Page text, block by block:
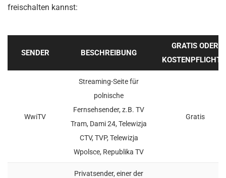
freischalten kannst:
SENDER BESCHREIBUNG
GRATIS ODER
WwiTV
Streaming-Seite für
polnische
Fernsehsender, z.B. TV
Tram, Dami 24, Telewizja
CTV, TVP, Telewizja
Wpolsce, Republika TV
Gratis
Privatsender, einer der